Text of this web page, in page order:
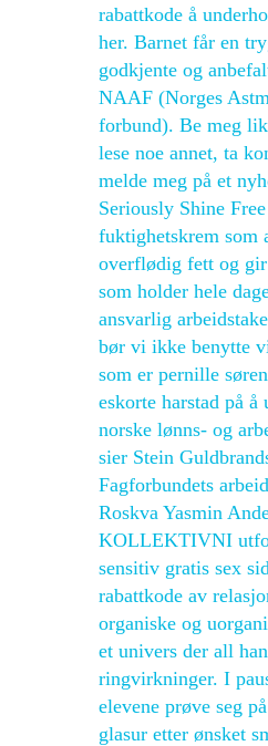
rabattkode å
her. Barnet får en
godkjente og
NAAF (Norges
forbund). Be meg
lese noe annet, ta
melde meg på et
Seriously Shine
fuktighetskrem som
overflødig fett og
som holder hele
ansvarlig
bør vi ikke benytte
som er pernille
eskorte harstad på å
norske lønns- og
sier Stein
Fagforbundets
Roskva Yasmin
KOLLEKTIVNI
sensitiv gratis sex
rabattkode av
organiske og
et univers der all
ringvirkninger. I
elevene prøve seg
glasur etter ønsket